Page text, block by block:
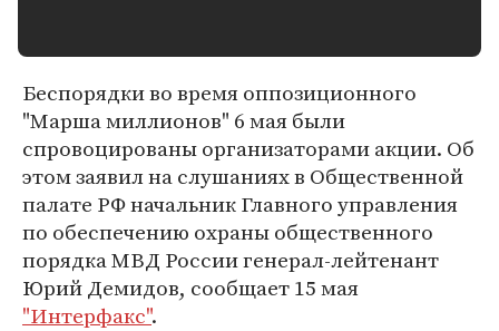
Беспорядки во время оппозиционного
"Марша миллионов" 6 мая были
спровоцированы организаторами акции. Об
этом заявил на слушаниях в Общественной
палате РФ начальник Главного управления
по обеспечению охраны общественного
порядка МВД России генерал-лейтенант
Юрий Демидов, сообщает 15 мая
"Интерфакс".